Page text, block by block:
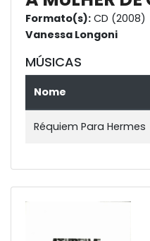
Formato(s): CD (2008)
Vanessa Longoni
MÚSICAS
Nome
Réquiem Para Hermes